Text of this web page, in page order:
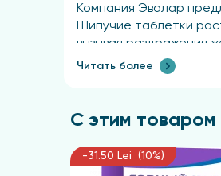
Компания Эвалар
Шипучие таблетки
вызывая раздражения
с приятным
Шипучие таблетки
Состав
Читать более
С этим
-31.50 Lei (10%)